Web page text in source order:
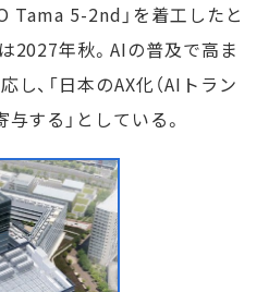
Tama 5-2nd」を着工したと
2027年秋。AIの普及で高ま
、「日本のAX化（AIトラン
する」としている。